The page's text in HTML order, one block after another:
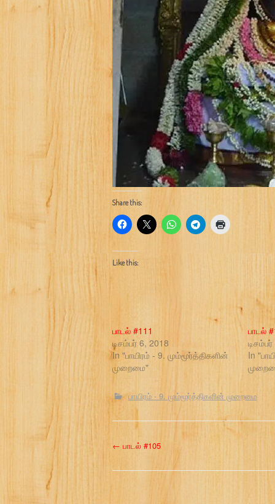
Share this:
Like this:
பாடல் #111
டிசம்பர் 6, 2018
In "பாயிரம் - 9. மும்மூர்த்திகளின்
முறைமை"
பாடல்
In
பாயிரம் - 9. மும்மூர்த்திகளின் முறைமை
P
o
← பாடல் #105